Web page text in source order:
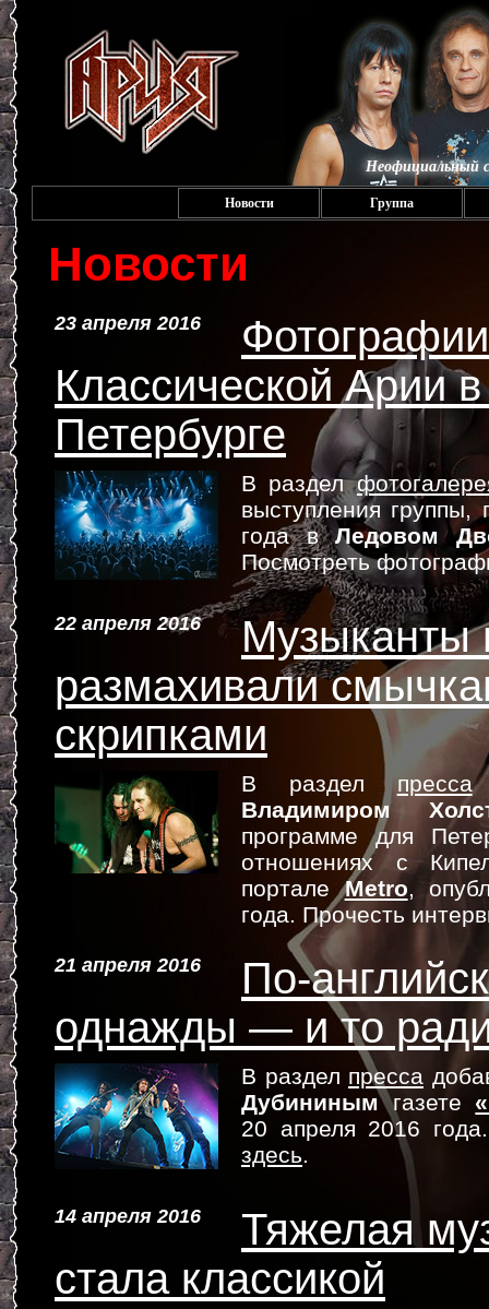
Неофициальный
Новости Группа
Новости
23 апреля 2016
Классической Арии
Петербурге
В раздел
выступления
года вЛедовом
Посмотреть
22 апреля 2016
Музыканты
размахивали
скрипками
В разделпресса
Владимиром
программе для
отношениях с
порталеMetro,
года. Прочесть
21 апреля 2016
По-
однажды — и то
В раздел пресса
Дубининымгазете
20 апреля 2016
здесь.
14 апреля 2016
Тяжелая
стала классикой